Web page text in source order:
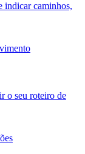
indicar caminhos,
o seu roteiro de